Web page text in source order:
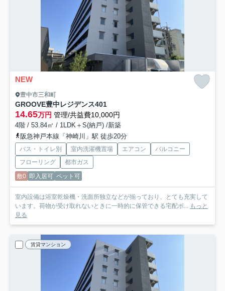
NEW
豊中市三和町
GROOVE豊中レジデンス401
14.65万円 管理/共益費10,000円
4階 / 53.84㎡ / 1LDK＋S(納戸) /新築
阪急神戸本線「神崎川」駅 徒歩20分
バス・トイレ別 室内洗濯機置場 エアコン
バルコニー
フローリング
都市ガス
敷0 即入居可 ペット可
室内設備は浴室乾燥機・洗面所独立などが揃っており、とても充実して
います。荷物が受け取れないときに一時的に保管できる宅配ボ...
もっと
見る
賃貸マンション